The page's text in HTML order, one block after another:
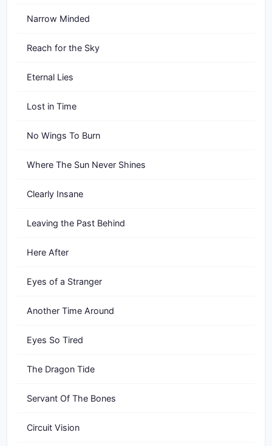
Narrow Minded
Reach for the Sky
Eternal Lies
Lost in Time
No Wings To Burn
Where The Sun Never Shines
Clearly Insane
Leaving the Past Behind
Here After
Eyes of a Stranger
Another Time Around
Eyes So Tired
The Dragon Tide
Servant Of The Bones
Circuit Vision